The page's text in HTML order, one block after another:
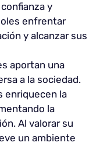
y
enfrentar
y alcanzar sus
aportan una
a la sociedad.
enriquecen la
la
Al valorar su
un ambiente